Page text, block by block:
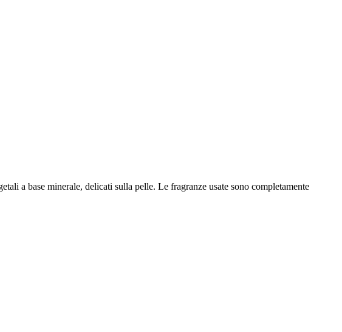
a base minerale, delicati sulla pelle. Le fragranze usate sono completamente